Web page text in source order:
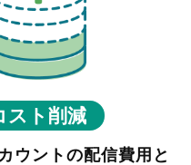
スト削減
ウントの配信費用と